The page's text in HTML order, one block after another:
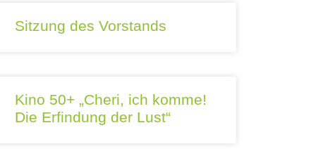
Sitzung des Vorstands
Kino 50+ „Cheri, ich komme!
Die Erfindung der Lust“